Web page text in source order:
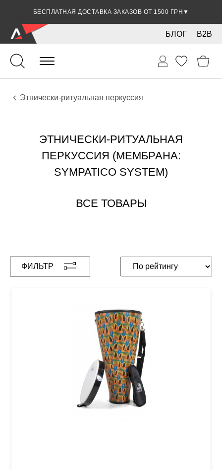
БЕСПЛАТНАЯ ДОСТАВКА ЗАКАЗОВ ОТ 1500 ГРН ▼
СКИДКА 5% ПРИ ОПЛАТЕ БАНКОВСКОЙ КАРТОЧКОЙ
B2B
БЛОГ
Ударные
Перкуссия
Инструменты
Этнически-ритуальная перкуссия
ЭТНИЧЕСКИ-РИТУАЛЬНАЯ
ПЕРКУССИЯ (МЕМБРАНА:
SYMPATICO SYSTEM)
ВСЕ ТОВАРЫ
ФИЛЬТР